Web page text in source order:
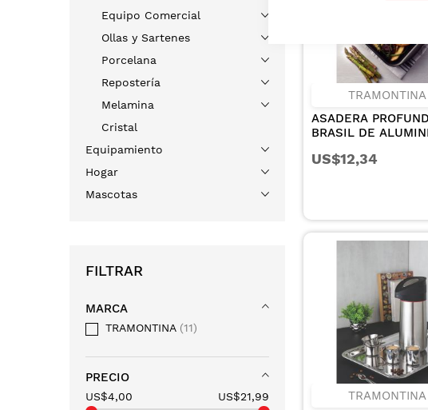
TRAMONTINA
ASADERA
BRASIL DE
INTERNO Y
STARFLON MAX
US$12,34
TRAMONTINA
Equipo Comercial
Ollas y Sartenes
Porcelana
Repostería
Melamina
Cristal
Equipamiento
Hogar
Mascotas
FILTRAR
MARCA
TRAMONTINA 11
PRECIO
US$4,00 US$21,99